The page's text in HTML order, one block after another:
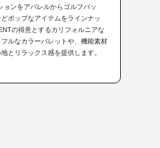
ョンをアパレルからゴルフバッ
ポップなアイテムをラインナッ
の得意とするカリフォルニアな
ルなカラーパレットや、機能素材
とリラックス感を提供します。